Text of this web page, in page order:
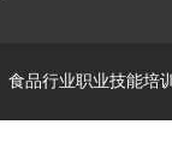
食品行业职业技能培